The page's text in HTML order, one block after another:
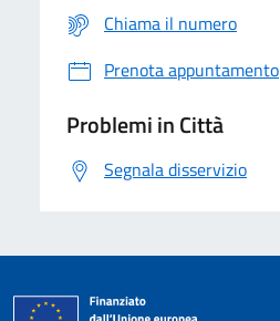
Chiama il numero
Prenota appuntamento
Problemi in Città
Segnala disservizio